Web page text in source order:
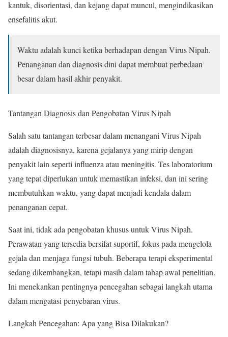
kantuk, disorientasi, dan kejang dapat muncul, mengindikasikan
ensefalitis akut.
Waktu adalah kunci ketika berhadapan dengan Virus Nipah.
Penanganan dan diagnosis dini dapat membuat perbedaan
besar dalam hasil akhir penyakit.
Tantangan Diagnosis dan Pengobatan Virus Nipah
Salah satu tantangan terbesar dalam menangani Virus Nipah
adalah diagnosisnya, karena gejalanya yang mirip dengan
penyakit lain seperti influenza atau meningitis. Tes laboratorium
yang tepat diperlukan untuk memastikan infeksi, dan ini sering
membutuhkan waktu, yang dapat menjadi kendala dalam
penanganan cepat.
Saat ini, tidak ada pengobatan khusus untuk Virus Nipah.
Perawatan yang tersedia bersifat suportif, fokus pada mengelola
gejala dan menjaga fungsi tubuh. Beberapa terapi eksperimental
sedang dikembangkan, tetapi masih dalam tahap awal penelitian.
Ini menekankan pentingnya pencegahan sebagai langkah utama
dalam mengatasi penyebaran virus.
Langkah Pencegahan: Apa yang Bisa Dilakukan?